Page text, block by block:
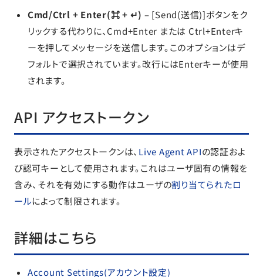
Cmd/Ctrl + Enter(⌘ + ↵) – [Send(送信)]ボタンをク
リックする代わりに、Cmd+Enter または Ctrl+Enterキ
ーを押してメッセージを送信します。このオプションはデ
フォルトで選択されています。改行にはEnterキーが使用
されます。
API アクセストークン
表示されたアクセストークンは、 Live Agent APIの認証およ
び認可キーとして使用されます。これはユーザ固有の情報を
含み、それを有効にする動作はユーザの割り当てられたロ
ールによって制限されます。
詳細はこちら
Account Settings(アカウント設定)